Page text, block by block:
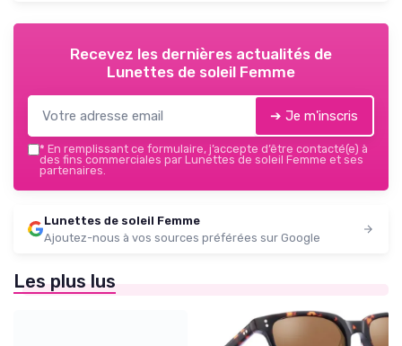
Recevez les dernières actualités de
Lunettes de soleil Femme
➔ Je m'inscris
* En remplissant ce formulaire, j’accepte d’être contacté(e) à
des fins commerciales par Lunettes de soleil Femme et ses
partenaires.
Lunettes de soleil Femme
Ajoutez-nous à vos sources préférées sur Google
Les plus lus